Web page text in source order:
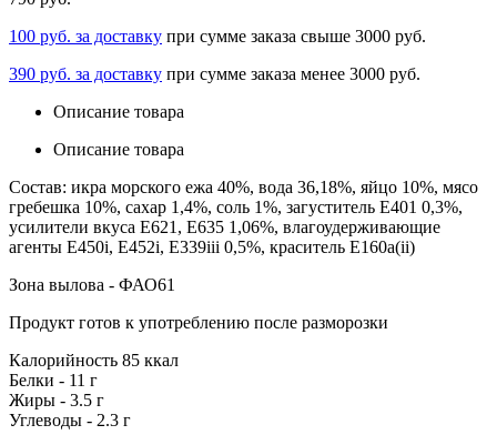
100 руб. за доставку при сумме заказа свыше 3000 руб.
390 руб. за доставку при сумме заказа менее 3000 руб.
Описание товара
Описание товара
Состав: икра морского ежа 40%, вода 36,18%, яйцо 10%, мясо
гребешка 10%, сахар 1,4%, соль 1%, загуститель Е401 0,3%,
усилители вкуса Е621, Е635 1,06%, влагоудерживающие
агенты Е450i, Е452i, Е339iii 0,5%, краситель Е160a(ii)
Зона вылова - ФАО61
Продукт готов к употреблению после разморозки
Калорийность 85 ккал
Белки - 11 г
Жиры - 3.5 г
Углеводы - 2.3 г